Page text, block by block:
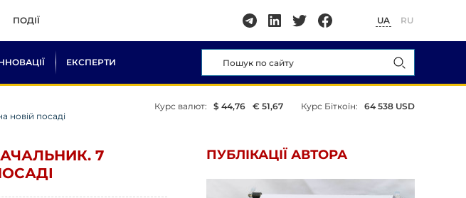
ПОДІЇ UA RU
ЕКСПЕРТИ
новій посаді
Курс валют: $ 44,76 € 51,67 Курс Біткоїн: 64 538 USD
7
ПУБЛІКАЦІЇ АВТОРА